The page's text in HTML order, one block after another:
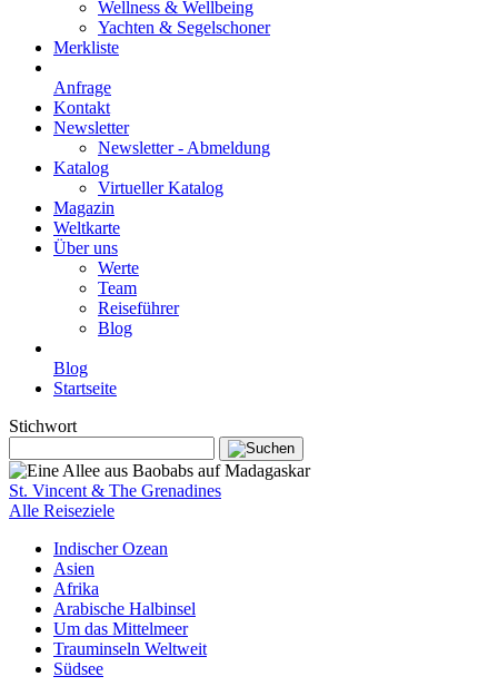
Wellness & Wellbeing
Yachten & Segelschoner
Merkliste
Anfrage
Kontakt
Newsletter
Newsletter - Abmeldung
Katalog
Virtueller Katalog
Magazin
Weltkarte
Über uns
Werte
Team
Reiseführer
Blog
Blog
Startseite
Stichwort
St. Vincent & The Grenadines
Alle Reiseziele
Indischer Ozean
Asien
Afrika
Arabische Halbinsel
Um das Mittelmeer
Trauminseln Weltweit
Südsee